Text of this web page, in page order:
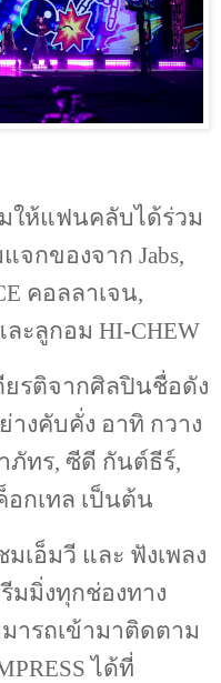
ให้แฟนคลับได้ร่วม
จกของจาก Jabs,
คอลลาเจน,
ละลูกอม HI-CHEW
ยรติจากศิลปินชื่อดัง
งคับคั่ง อาทิ กวาง
ภัทร, ซีดี กันต์ธีร์,
อกเทล เป็นต้น
เอ็มวี และ ฟังเพลง
มมิ่งทุกช่องทาง
ารถเข้ามาติดตาม
ได้ที่